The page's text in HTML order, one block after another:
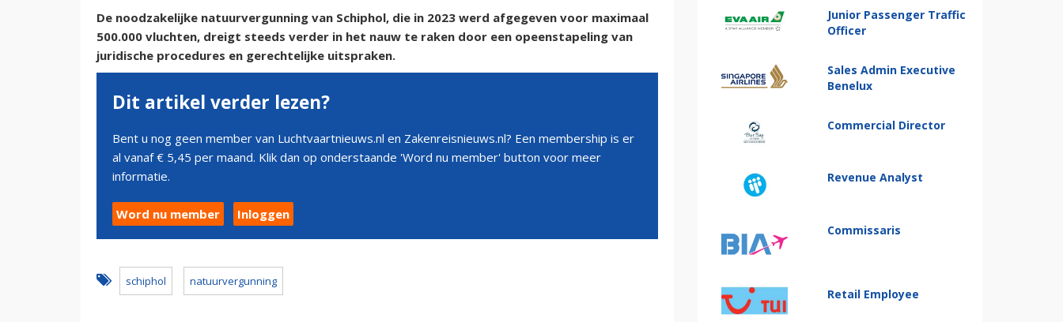
De noodzakelijke natuurvergunning van Schiphol, die in 2023 werd afgegeven voor maximaal
500.000 vluchten, dreigt steeds verder in het nauw te raken door een opeenstapeling van
juridische procedures en gerechtelijke uitspraken.
Dit artikel verder lezen?
Bent u nog geen member van Luchtvaartnieuws.nl en Zakenreisnieuws.nl? Een membership is er
al vanaf € 5,45 per maand. Klik dan op onderstaande 'Word nu member' button voor meer
informatie.
Word nu member Inloggen
schiphol natuurvergunning
Junior Passenger Traffic
Officer
Sales Admin Executive
Benelux
Commercial Director
Revenue Analyst
Commissaris
Retail Employee